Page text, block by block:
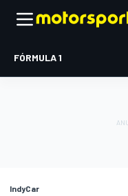
FÓRMULA 1
IndyCar